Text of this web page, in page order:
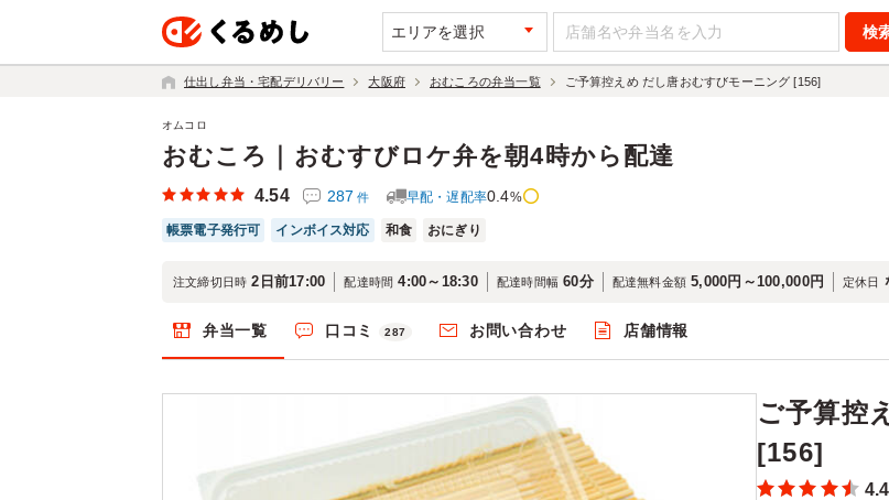
エリアを選択
仕出し弁当・宅配デリバリー 大阪府 おむころの弁当一覧 ご予算控えめ だし唐おむすびモーニング [156]
おむころ｜おむすびロケ弁を朝4時から配達
オムコロ
4.54 287 件 早配・遅配率0.4%
帳票電子発行可 インボイス対応 和食 おにぎり
注文締切日時 2日前17:00 配達時間 4:00～18:30 配達時間幅 60分 配達無料金額 5,000円～100,000円 定休日
弁当一覧 口コミ 287 お問い合わせ 店舗情報
ご予算控
[156]